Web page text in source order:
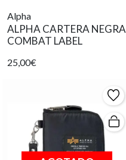
Alpha
ALPHA CARTERA NEGRA
COMBAT LABEL
25,00€